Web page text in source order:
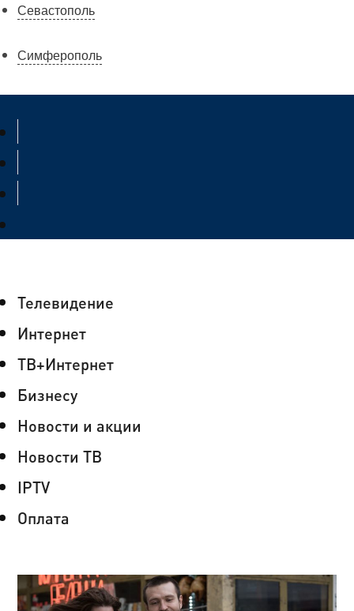
Севастополь
Симферополь
Телевидение
Интернет
ТВ+Интернет
Бизнесу
Новости и акции
Новости ТВ
IPTV
Оплата